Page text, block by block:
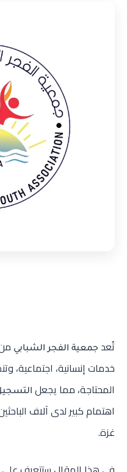
تُعد جمعية الفجر الشبابي
خدمات إنسانية، اجتماعية،
المحتاجة، مما يجعل
اهتمام كبير لدى آلاف
غزة.